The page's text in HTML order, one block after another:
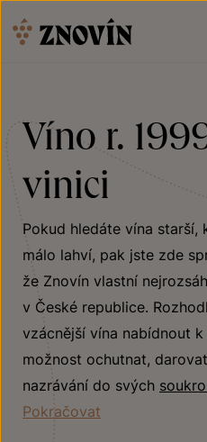
Víno r.
vinici
Pokud hledáte vína starší,
málo lahví, pak jste zde
že Znovín vlastní
v České republice.
vzácnější vína nabídnout
možnost ochutnat,
nazrávání do svých
Pokračovat